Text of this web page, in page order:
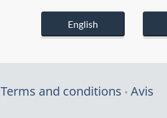
English
Terms and conditions Avis